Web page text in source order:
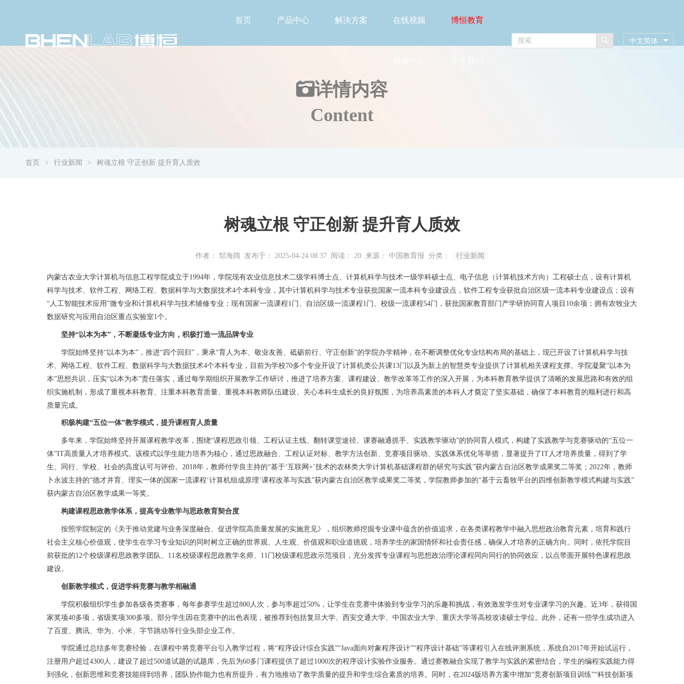
首页 产品中心 解决方案 在线视频 博恒教育
中文简体
详情内容
Content
首页 行业新闻 树魂立根 守正创新 提升育人质效
树魂立根 守正创新 提升育人质效
作者： 邹海阔 发布于： 2025-04-24 08:37 阅读： 20 来源： 中国教育报 分类： 行业新闻
内蒙古农业大学计算机与信息工程学院成立于1994年，学院现有农业信息技术二级学科博士点、计算机科学与技术一级学科硕士点、电子信息（计算机技术方向）工程硕士点，设有计算机
科学与技术、软件工程、网络工程、数据科学与大数据技术4个本科专业，其中计算机科学与技术专业获批国家一流本科专业建设点，软件工程专业获批自治区级一流本科专业建设点；设有
“人工智能技术应用”微专业和计算机科学与技术辅修专业；现有国家一流课程1门、自治区级一流课程1门、校级一流课程54门，获批国家教育部门产学研协同育人项目10余项；拥有农牧业大
数据研究与应用自治区重点实验室1个。
坚持“以本为本”，不断凝练专业方向，积极打造一流品牌专业
学院始终坚持“以本为本”，推进“四个回归”，秉承“育人为本、敬业友善、砥砺前行、守正创新”的学院办学精神，在不断调整优化专业结构布局的基础上，现已开设了计算机科学与技
术、网络工程、软件工程、数据科学与大数据技术4个本科专业，目前为学校70多个专业开设了计算机类公共课13门以及为新上的智慧类专业提供了计算机相关课程支撑。学院凝聚“以本为
本”思想共识，压实“以本为本”责任落实，通过每学期组织开展教学工作研讨，推进了培养方案、课程建设、教学改革等工作的深入开展，为本科教育教学提供了清晰的发展思路和有效的组
织实施机制，形成了重视本科教育、注重本科教育质量、重视本科教师队伍建设、关心本科生成长的良好氛围，为培养高素质的本科人才奠定了坚实基础，确保了本科教育的顺利进行和高
质量完成。
积极构建“五位一体”教学模式，提升课程育人质量
多年来，学院始终坚持开展课程教学改革，围绕“课程思政引领、工程认证主线、翻转课堂途径、课赛融通抓手、实践教学驱动”的协同育人模式，构建了实践教学与竞赛驱动的“五位一
体”IT高质量人才培养模式。该模式以学生能力培养为核心，通过思政融合、工程认证对标、教学方法创新、竞赛项目驱动、实践体系优化等举措，显著提升了IT人才培养质量，得到了学
生、同行、学校、社会的高度认可与评价。2018年，教师付学良主持的“基于‘互联网+’技术的农林类大学计算机基础课程群的研究与实践”获内蒙古自治区教学成果奖二等奖；2022年，教师
卜永波主持的“德才并育、理实一体的国家一流课程‘计算机组成原理’课程改革与实践”获内蒙古自治区教学成果奖二等奖，学院教师参加的“基于云畜牧平台的四维创新教学模式构建与实践”
获内蒙古自治区教学成果一等奖。
构建课程思政教学体系，提高专业教学与思政教育契合度
按照学院制定的《关于推动党建与业务深度融合、促进学院高质量发展的实施意见》，组织教师挖掘专业课中蕴含的价值追求，在各类课程教学中融入思想政治教育元素，培育和践行
社会主义核心价值观，使学生在学习专业知识的同时树立正确的世界观、人生观、价值观和职业道德观，培养学生的家国情怀和社会责任感，确保人才培养的正确方向。同时，依托学院目
前获批的12个校级课程思政教学团队、11名校级课程思政教学名师、11门校级课程思政示范项目，充分发挥专业课程与思想政治理论课程同向同行的协同效应，以点带面开展特色课程思政
建设。
创新教学模式，促进学科竞赛与教学相融通
学院积极组织学生参加各级各类赛事，每年参赛学生超过800人次，参与率超过50%，让学生在竞赛中体验到专业学习的乐趣和挑战，有效激发学生对专业课学习的兴趣。近3年，获得国
家奖项40多项，省级奖项300多项。部分学生因在竞赛中的出色表现，被推荐到包括复旦大学、西安交通大学、中国农业大学、重庆大学等高校攻读硕士学位。此外，还有一些学生成功进入
了百度、腾讯、华为、小米、字节跳动等行业头部企业工作。
学院通过总结多年竞赛经验，在课程中将竞赛平台引入教学过程，将“程序设计综合实践”“Java面向对象程序设计”“程序设计基础”等课程引入在线评测系统，系统自2017年开始试运行，
注册用户超过4300人，建设了超过500道试题的试题库，先后为60多门课程提供了超过1000次的程序设计实验作业服务。通过赛教融合实现了教学与实践的紧密结合，学生的编程实践能力得
到强化，创新思维和竞赛技能得到培养，团队协作能力也有所提升，有力地推动了教学质量的提升和学生综合素质的培养。同时，在2024版培养方案中增加“竞赛创新项目训练”“科技创新项